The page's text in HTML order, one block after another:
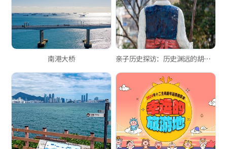
南港大桥 亲子历史探访：历史渊远的胡同街 釜山浦开港街道